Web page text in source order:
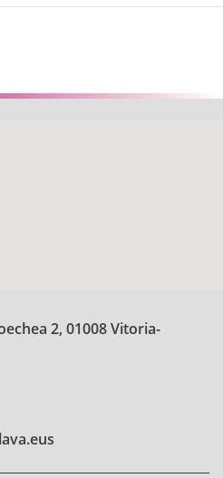
2, 01008 Vitoria-